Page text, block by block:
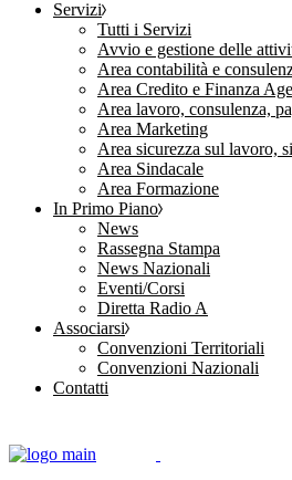
Servizi
Tutti i Servizi
Avvio e gestione delle
Area contabilità e
Area Credito e Finanza
Area lavoro, consulenza,
Area Marketing
Area sicurezza sul lavoro,
Area Sindacale
Area Formazione
In Primo Piano
News
Rassegna Stampa
News Nazionali
Eventi/Corsi
Diretta Radio A
Associarsi
Convenzioni Territoriali
Convenzioni Nazionali
Contatti